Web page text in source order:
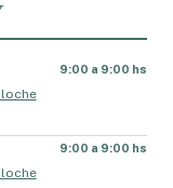
9:00 a 9:00 hs
9:00 a 9:00 hs